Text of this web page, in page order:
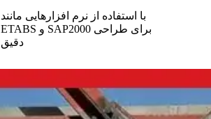
با استفاده از نرم‌ افزارهایی مانند
ETABS و SAP2000 برای طراحی
دقیق